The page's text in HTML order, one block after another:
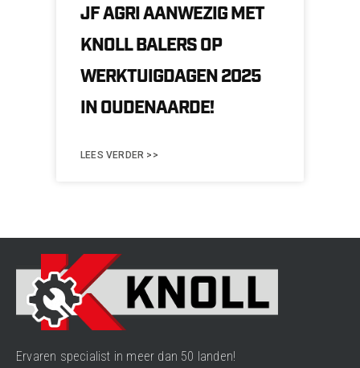
JF AGRI AANWEZIG MET
KNOLL BALERS OP
WERKTUIGDAGEN 2025
IN OUDENAARDE!
LEES VERDER >>
Ervaren specialist in meer dan 50 landen!